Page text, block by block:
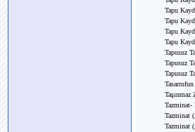
Tapu
Tapu
Tapu
Tapu
Tapusuz
Tapusuz
Tapusuz
Tazminat-
Tazminat
Tazminat